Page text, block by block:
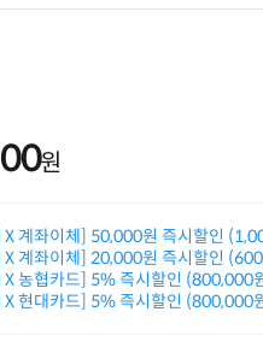
시
누
적
원
X 계좌이체] 50,000원 즉시할인
X 계좌이체] 20,000원 즉시할인
X 농협카드] 5% 즉시할인 (800,000
X 현대카드] 5% 즉시할인 (800,000